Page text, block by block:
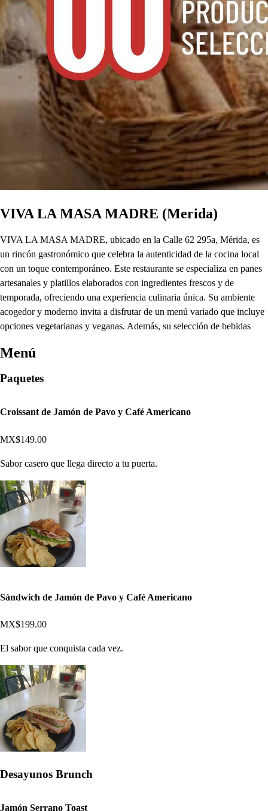
VIVA LA MASA MADRE (Merida)
VIVA LA MASA MADRE, ubicado en la Calle 62 295a, Mérida, es
un rincón gastronómico que celebra la autenticidad de la cocina local
con un toque contemporáneo. Este restaurante se especializa en panes
artesanales y platillos elaborados con ingredientes frescos y de
temporada, ofreciendo una experiencia culinaria única. Su ambiente
acogedor y moderno invita a disfrutar de un menú variado que incluye
opciones vegetarianas y veganas. Además, su selección de bebidas
Menú
Paquetes
Croissant de Jamón de Pavo y Café Americano
MX$149.00
Sabor casero que llega directo a tu puerta.
Sándwich de Jamón de Pavo y Café Americano
MX$199.00
El sabor que conquista cada vez.
Desayunos Brunch
Jamón Serrano Toast